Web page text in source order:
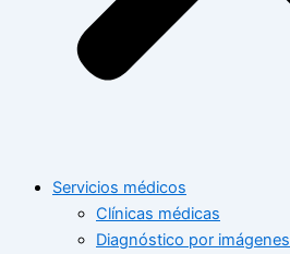
Servicios médicos
Clínicas médicas
Diagnóstico por imágenes